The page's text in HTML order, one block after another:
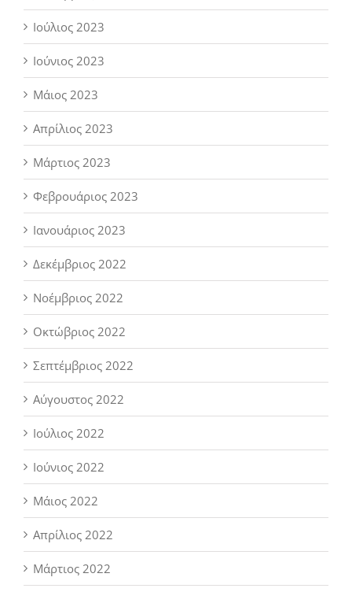
Ιούλιος 2023
Ιούνιος 2023
Μάιος 2023
Απρίλιος 2023
Μάρτιος 2023
Φεβρουάριος 2023
Ιανουάριος 2023
Δεκέμβριος 2022
Νοέμβριος 2022
Οκτώβριος 2022
Σεπτέμβριος 2022
Αύγουστος 2022
Ιούλιος 2022
Ιούνιος 2022
Μάιος 2022
Απρίλιος 2022
Μάρτιος 2022